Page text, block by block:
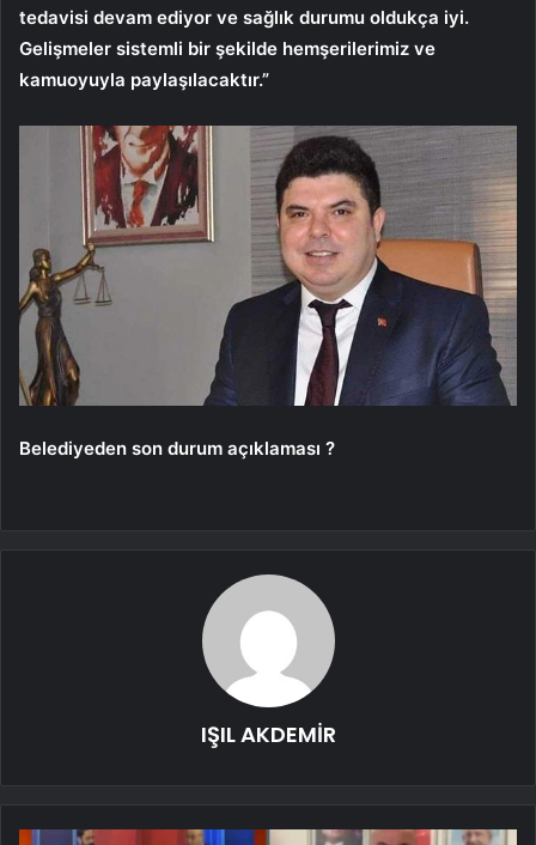
tedavisi devam ediyor ve sağlık durumu oldukça iyi.
Gelişmeler sistemli bir şekilde hemşerilerimiz ve
kamuoyuyla paylaşılacaktır.”
Belediyeden son durum açıklaması ?
IŞIL AKDEMİR